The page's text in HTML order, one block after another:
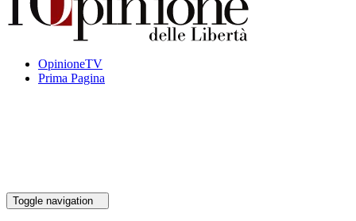
OpinioneTV
Prima Pagina
Toggle navigation